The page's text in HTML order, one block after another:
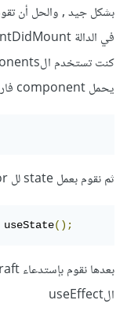
يحمل component فارغ لحجز الdraft Editor
ثم نقوم بعمل state لل Editor
useState();
الuseEffect